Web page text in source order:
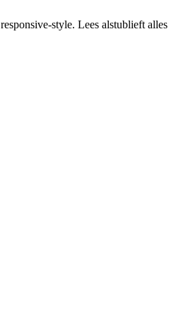
style. Lees alstublieft alles